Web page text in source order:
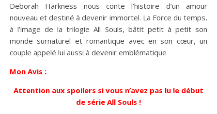
Deborah Harkness nous conte l’histoire d’un amour
nouveau et destiné à devenir immortel. La Force du temps,
à l’image de la trilogie All Souls, bâtit petit à petit son
monde surnaturel et romantique avec en son cœur, un
couple appelé lui aussi à devenir emblématique
Mon Avis :
Attention aux spoilers si vous n’avez pas lu le début
de série All Souls !